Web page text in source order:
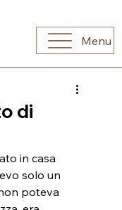
Menu
di
in casa
solo un
poteva